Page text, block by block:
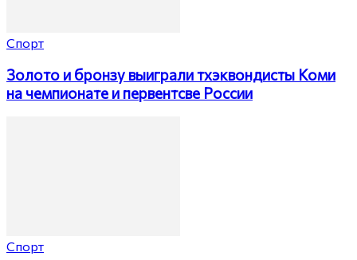
Спорт
Золото и бронзу выиграли тхэквондисты Коми
на чемпионате и первентсве России
Спорт